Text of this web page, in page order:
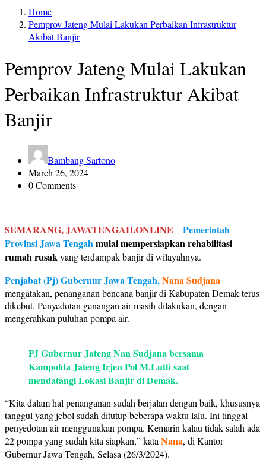
Home
Pemprov Jateng Mulai Lakukan Perbaikan Infrastruktur
Akibat Banjir
Pemprov Jateng Mulai Lakukan
Perbaikan Infrastruktur Akibat
Banjir
Bambang Sartono
March 26, 2024
0 Comments
SEMARANG, JAWATENGAH.ONLINE –Pemerintah
Provinsi Jawa Tengahmulai mempersiapkan rehabilitasi
rumah rusakyang terdampak banjir di wilayahnya.
Penjabat (Pj) Gubernur Jawa Tengah,Nana Sudjana
mengatakan, penanganan bencana banjir di Kabupaten Demak terus
dikebut. Penyedotan genangan air masih dilakukan, dengan
mengerahkan puluhan pompa air.
PJ Gubernur Jateng Nan Sudjana bersama
Kampolda Jateng Irjen Pol M.Lutfi saat
mendatangi Lokasi Banjir di Demak.
“Kita dalam hal penanganan sudah berjalan dengan baik, khususnya
tanggul yang jebol sudah ditutup beberapa waktu lalu. Ini tinggal
penyedotan air menggunakan pompa. Kemarin kalau tidak salah ada
22 pompa yang sudah kita siapkan,” kata Nana, di Kantor
Gubernur Jawa Tengah, Selasa (26/3/2024).